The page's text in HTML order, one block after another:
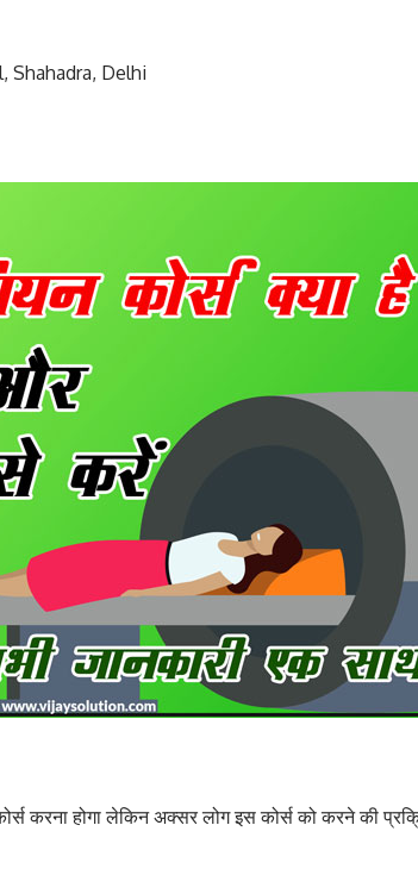
Shahadra, Delhi
करना होगा लेकिन अक्सर लोग इस कोर्स को करने की